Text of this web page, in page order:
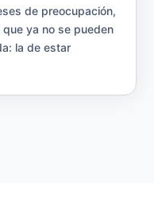
de preocupación,
ya no se pueden
la de estar